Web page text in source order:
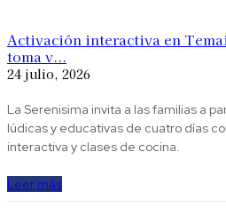
Activación interactiva en
toma v...
24 julio, 2026
La Serenisima invita a las familias a
lúdicas y educativas de cuatro días
interactiva y clases de cocina.
Leer más